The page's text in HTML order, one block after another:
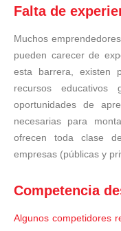
Falta de
Muchos
pueden carecer de
esta barrera, existen
recursos educativos
oportunidades de
necesarias para
ofrecen toda clase
empresas (públicas y
Competencia
Algunos competidores